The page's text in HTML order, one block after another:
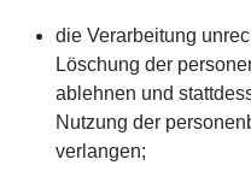
die Verarbeitung
Löschung der
ablehnen und
Nutzung der
verlangen;